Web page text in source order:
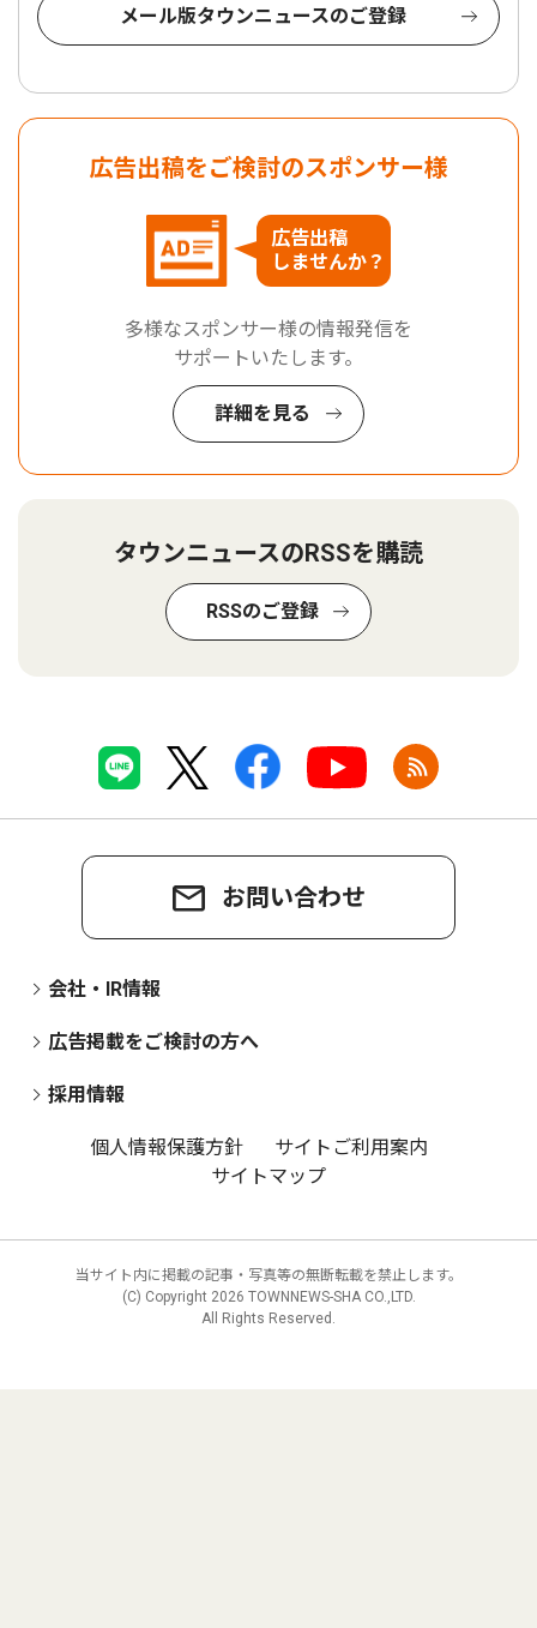
メール版タウンニュースのご登録
広告出稿をご検討のスポンサー様
広告出稿
しませんか？
多様なスポンサー様の情報発信を
サポートいたします。
詳細を見る
タウンニュースのRSSを購読
RSSのご登録
お問い合わせ
会社・IR情報
広告掲載をご検討の方へ
採用情報
個人情報保護方針
サイトご利用案内
サイトマップ
当サイト内に掲載の記事・写真等の無断転載を禁止します。
(C) Copyright 2026 TOWNNEWS-SHA CO.,LTD.
All Rights Reserved.